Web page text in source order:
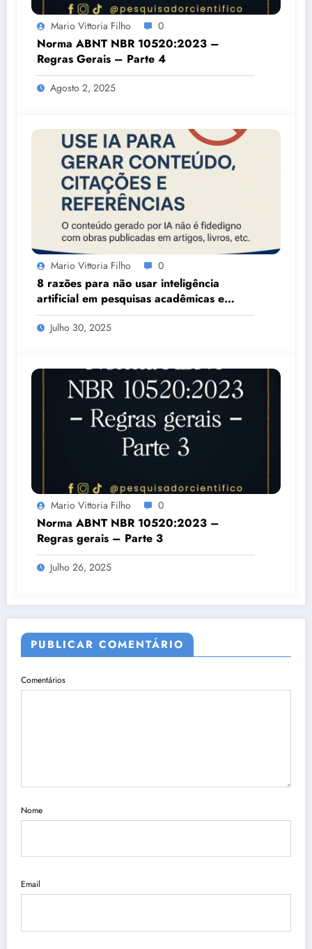
Mario Vittoria Filho 0
Norma ABNT NBR 10520:2023 –
Regras Gerais – Parte 4
Agosto 2, 2025
Mario Vittoria Filho 0
8 razões para não usar inteligência
artificial em pesquisas acadêmicas e
estudos científicos
Julho 30, 2025
Mario Vittoria Filho 0
Norma ABNT NBR 10520:2023 –
Regras gerais – Parte 3
Julho 26, 2025
PUBLICAR COMENTÁRIO
Comentários
Nome
Email